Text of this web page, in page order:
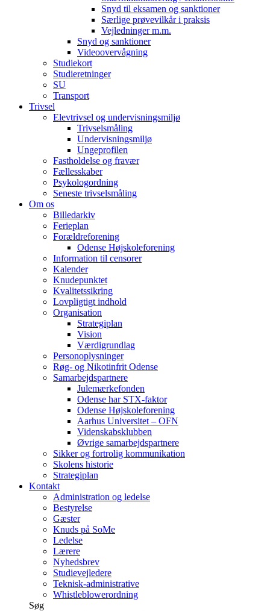
Snyd til eksamen og sanktioner
Særlige prøvevilkår i praksis
Vejledninger m.m.
Snyd og sanktioner
Videoovervågning
Studiekort
Studieretninger
SU
Transport
Trivsel
Elevtrivsel og undervisningsmiljø
Trivselsmåling
Undervisningsmiljø
Ungeprofilen
Fastholdelse og fravær
Fællesskaber
Psykologordning
Seneste trivselsmåling
Om os
Billedarkiv
Ferieplan
Forældreforening
Odense Højskoleforening
Information til censorer
Kalender
Knudepunktet
Kvalitetssikring
Lovpligtigt indhold
Organisation
Strategiplan
Vision
Værdigrundlag
Personoplysninger
Røg- og Nikotinfrit Odense
Samarbejdspartnere
Julemærkefonden
Odense har STX-faktor
Odense Højskoleforening
Aarhus Universitet – OFN
Videnskabsklubben
Øvrige samarbejdspartnere
Sikker og fortrolig kommunikation
Skolens historie
Strategiplan
Kontakt
Administration og ledelse
Bestyrelse
Gæster
Knuds på SoMe
Ledelse
Lærere
Nyhedsbrev
Studievejledere
Teknisk-administrative
Whistleblowerordning
Søg